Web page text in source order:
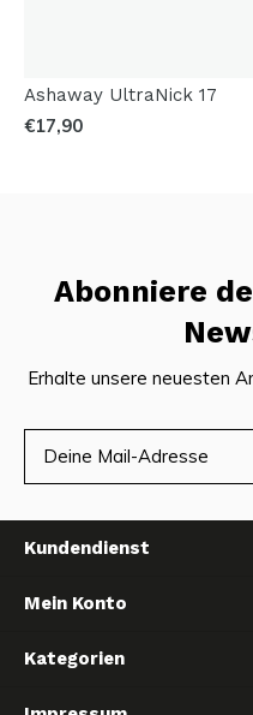
Ashaway UltraNick 17
€17,90
Abonniere
Erhalte unsere neuesten
Kundendienst
Mein Konto
Kategorien